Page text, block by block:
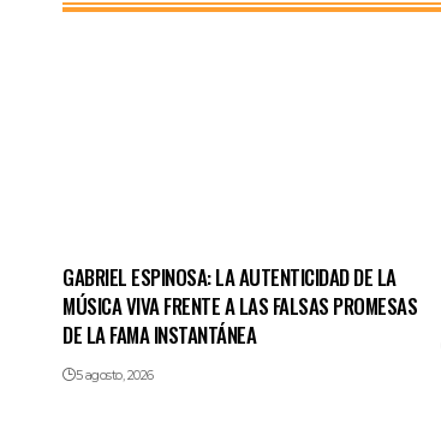
GABRIEL ESPINOSA: LA AUTENTICIDAD DE LA
MÚSICA VIVA FRENTE A LAS FALSAS PROMESAS
DE LA FAMA INSTANTÁNEA
5 agosto, 2026